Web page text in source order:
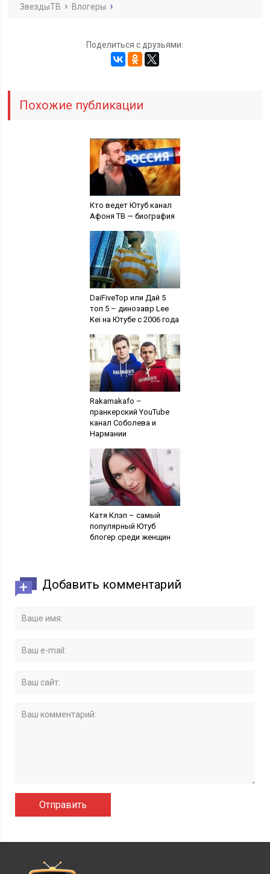
ЗвездыТВ Влогеры
Поделиться с друзьями:
Похожие публикации
Кто ведет Ютуб канал
Афоня ТВ — биография
DaiFiveTop или Дай 5
топ 5 – динозавр Lee
Kei на Ютубе с 2006 года
Rakamakafo –
пранкерский YouTube
канал Соболева и
Нармании
Катя Клэп – самый
популярный Ютуб
блогер среди женщин
Добавить комментарий